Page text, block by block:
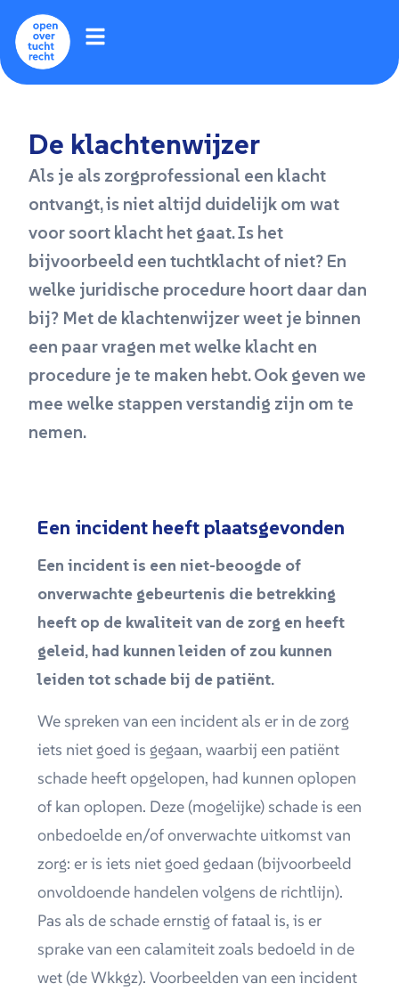
De klachtenwijzer
Als je als zorgprofessional een klacht
ontvangt, is niet altijd duidelijk om wat
voor soort klacht het gaat. Is het
bijvoorbeeld een tuchtklacht of niet? En
welke juridische procedure hoort daar dan
bij? Met de klachtenwijzer weet je binnen
een paar vragen met welke klacht en
procedure je te maken hebt. Ook geven we
mee welke stappen verstandig zijn om te
nemen.
Een incident heeft plaatsgevonden
Een incident is een niet-beoogde of
onverwachte gebeurtenis die betrekking
heeft op de kwaliteit van de zorg en heeft
geleid, had kunnen leiden of zou kunnen
leiden tot schade bij de patiënt.
We spreken van een incident als er in de zorg
iets niet goed is gegaan, waarbij een patiënt
schade heeft opgelopen, had kunnen oplopen
of kan oplopen. Deze (mogelijke) schade is een
onbedoelde en/of onverwachte uitkomst van
zorg: er is iets niet goed gedaan (bijvoorbeeld
onvoldoende handelen volgens de richtlijn).
Pas als de schade ernstig of fataal is, is er
sprake van een calamiteit zoals bedoeld in de
wet (de Wkkgz). Voorbeelden van een incident